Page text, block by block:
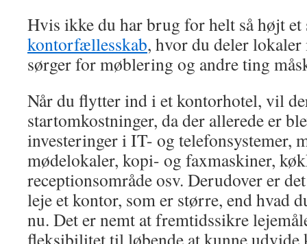
Hvis ikke du har brug for helt så højt et
kontorfællesskab, hvor du deler lokaler
sørger for møblering og andre ting
Når du flytter ind i et kontorhotel, vil
startomkostninger, da der allerede er
investeringer i IT- og telefonsystemer,
mødelokaler, kopi- og faxmaskiner,
receptionsområde osv. Derudover er
leje et kontor, som er større, end hvad
nu. Det er nemt at fremtidssikre
fleksibilitet til løbende at kunne udvide